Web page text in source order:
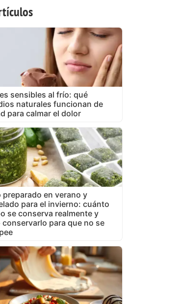
sensibles al frío: qué
naturales funcionan de
para calmar el dolor
preparado en verano y
para el invierno: cuánto
se conserva realmente y
conservarlo para que no se